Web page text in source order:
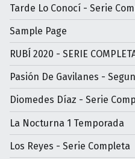
Tarde Lo Conocí - Serie
Sample Page
RUBÍ 2020 - SERIE
Pasión De Gavilanes -
Diomedes Díaz - Serie
La Nocturna 1 Temporada
Los Reyes - Serie Completa